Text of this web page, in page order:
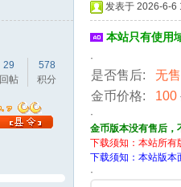
29
回帖
578
积分
发表于 2026-6-6
本站只有使用
·
是否售后: 无
金币价格:
100
·
金币版本没有售后，
下载须知：本站所有
下载须知：本站版本
·